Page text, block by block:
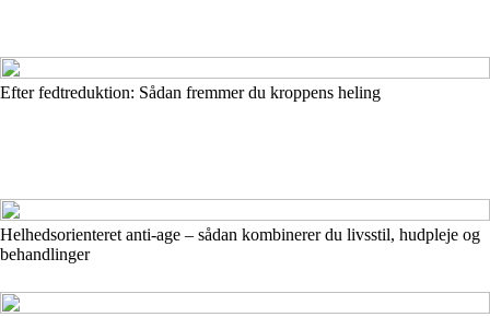
Efter fedtreduktion: Sådan fremmer du kroppens heling
Helhedsorienteret anti-age – sådan kombinerer du livsstil, hudpleje og
behandlinger